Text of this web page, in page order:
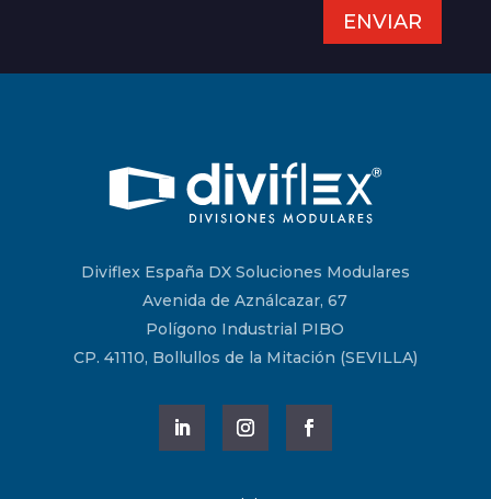
ENVIAR
Diviflex España DX Soluciones Modulares
Avenida de Aználcazar, 67
Polígono Industrial PIBO
CP. 41110, Bollullos de la Mitación (SEVILLA)